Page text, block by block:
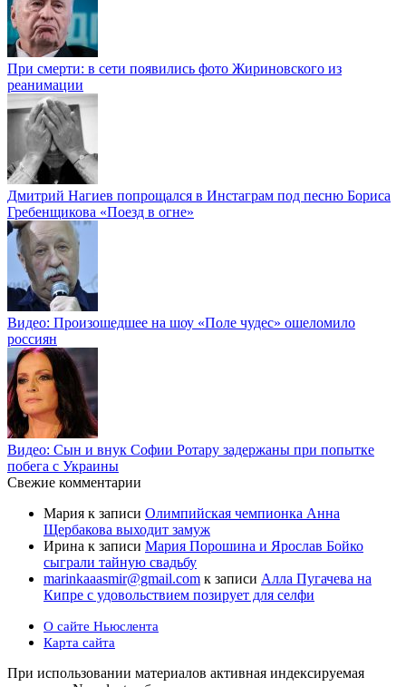
При смерти: в сети появились фото Жириновского из
реанимации
Дмитрий Нагиев попрощался в Инстаграм под песню Бориса
Гребенщикова «Поезд в огне»
Видео: Произошедшее на шоу «Поле чудес» ошеломило
россиян
Видео: Сын и внук Софии Ротару задержаны при попытке
побега с Украины
Свежие комментарии
Мария к записи Олимпийская чемпионка Анна
Щербакова выходит замуж
Ирина к записи Мария Порошина и Ярослав Бойко
сыграли тайную свадьбу
marinkaaasmir@gmail.com к записи Алла Пугачева на
Кипре с удовольствием позирует для селфи
О сайте Ньюслента
Карта сайта
При использовании материалов активная индексируемая